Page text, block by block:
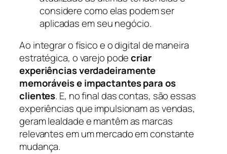
considere como elas podem ser
aplicadas em seu negócio.
Ao integrar o físico e o digital de maneira
estratégica, o varejo podecriar
experiências verdadeiramente
memoráveis e impactantes para os
clientes. E, no final das contas, são essas
experiências que impulsionam as vendas,
geram lealdade e mantêm as marcas
relevantes em um mercado em constante
mudança.